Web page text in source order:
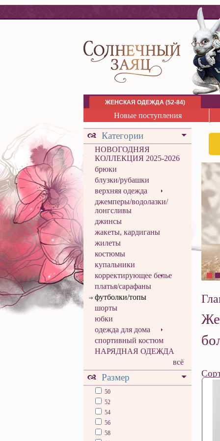
ЖЕНСКАЯ ОДЕЖДА (52-84)
Новые поступления
Категории
НОВОГОДНЯЯ
КОЛЛЕКЦИЯ 2025-2026
брюки
блузки/рубашки
верхняя одежда
джемперы/водолазки/
лонгсливы
джинсы
жакеты, кардиганы
жилеты
костюмы
купальники
корректирующее белье
платья/сарафаны
футболки/топы
шорты
юбки
одежда для дома
спортивный костюм
НАРЯДНАЯ ОДЕЖДА
всё
Размер
50
52
54
56
58